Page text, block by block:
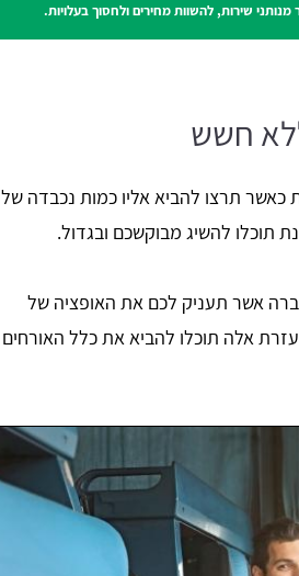
שירות, להשוות מחירים ולחסוך בעלויות.
חשש
כאשר תרצו להביא אליו כמות נכבדה של
תוכלו להשיג מבוקשכם ובגדול.
אשר תעניק לכם את האופציה של
אלה תוכלו להביא את כלל האורחים